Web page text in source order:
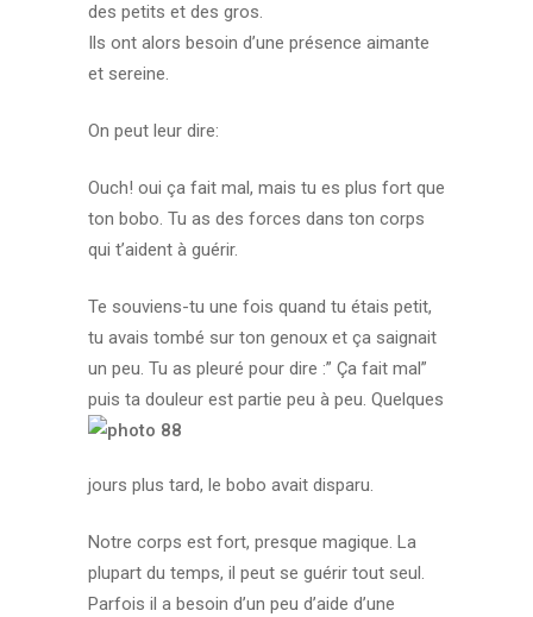
des petits et des gros.
Ils ont alors besoin d’une présence aimante
et sereine.
On peut leur dire:
Ouch! oui ça fait mal, mais tu es plus fort que
ton bobo. Tu as des forces dans ton corps
qui t’aident à guérir.
Te souviens-tu une fois quand tu étais petit,
tu avais tombé sur ton genoux et ça saignait
un peu. Tu as pleuré pour dire :” Ça fait mal”
puis ta douleur est partie peu à peu. Quelques
jours plus tard, le bobo avait disparu.
Notre corps est fort, presque magique. La
plupart du temps, il peut se guérir tout seul.
Parfois il a besoin d’un peu d’aide d’une